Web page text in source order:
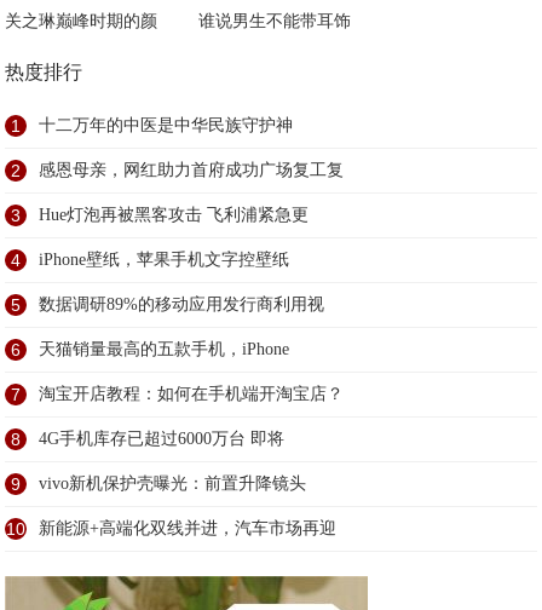
关之琳巅峰时期的颜 谁说男生不能带耳饰
热度排行
1 十二万年的中医是中华民族守护神
2 感恩母亲，网红助力首府成功广场复工复
3 Hue灯泡再被黑客攻击 飞利浦紧急更
4 iPhone壁纸，苹果手机文字控壁纸
5 数据调研89%的移动应用发行商利用视
6 天猫销量最高的五款手机，iPhone
7 淘宝开店教程：如何在手机端开淘宝店？
8 4G手机库存已超过6000万台 即将
9 vivo新机保护壳曝光：前置升降镜头
10 新能源+高端化双线并进，汽车市场再迎